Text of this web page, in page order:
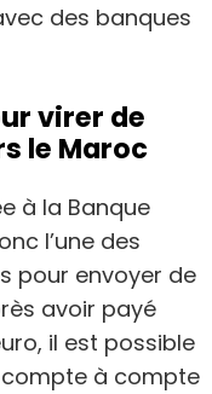
des banques
virer de
le Maroc
à la Banque
l’une des
pour envoyer de
avoir payé
il est possible
à compte